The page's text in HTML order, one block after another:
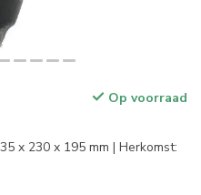
Op voorraad
x 230 x 195 mm | Herkomst: